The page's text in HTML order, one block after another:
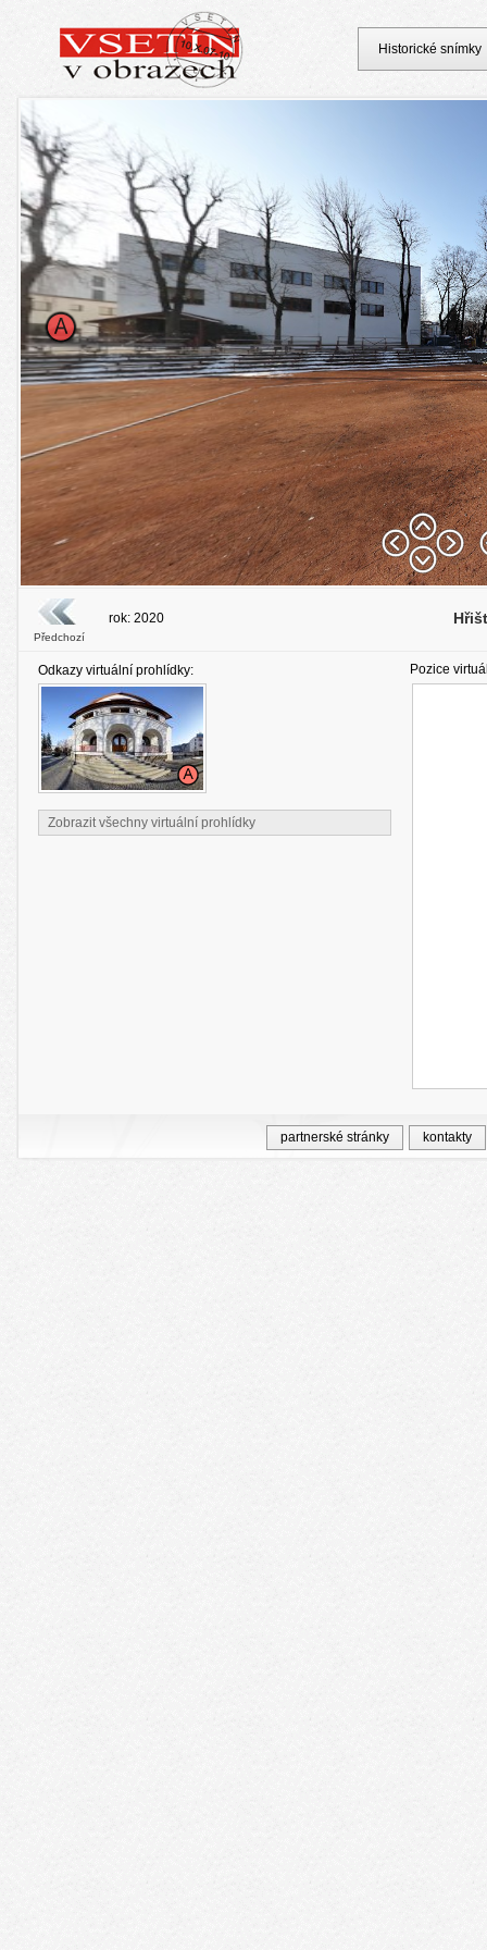
Předchozí
rok: 2020
Odkazy virtuální prohlídky: Pozice
Zobrazit všechny virtuální prohlídky
Historické snímky
partnerské stránky kontakty